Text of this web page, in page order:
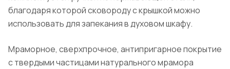
благодаря которой сковороду с крышкой можно
использовать для запекания в духовом шкафу.
Мраморное, сверхпрочное, антипригарное покрытие
с твердыми частицами натурального мрамора